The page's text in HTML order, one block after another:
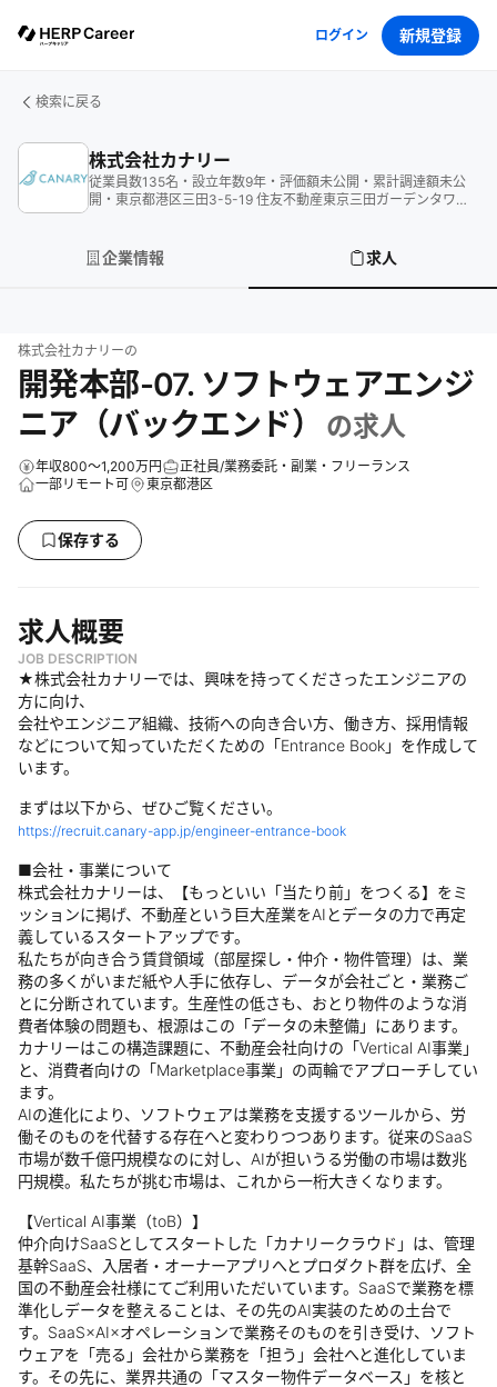
ログイン 新規登録
検索に戻る
株式会社カナリー
従業員数135名 ・ 設立年数9年 ・ 評価額未公開 ・ 累計調達額未公
開 ・ 東京都港区三田3-5-19 住友不動産東京三田ガーデンタワー
企業情報 求人
株式会社カナリーの
開発本部-07. ソフトウェアエンジ
ニア（バックエンド）
の求人
年収800～1,200万円
正社員/業務委託・副業・フリーランス
一部リモート可
東京都港区
保存する
求人概要
JOB DESCRIPTION
★株式会社カナリーでは、興味を持ってくださったエンジニアの
方に向け、
会社やエンジニア組織、技術への向き合い方、働き方、採用情報
などについて知っていただくための「Entrance Book」を作成して
います。
まずは以下から、ぜひご覧ください。
https://recruit.canary-app.jp/engineer-entrance-book
■会社・事業について
株式会社カナリーは、【もっといい「当たり前」をつくる】をミ
ッションに掲げ、不動産という巨大産業をAIとデータの力で再定
義しているスタートアップです。
私たちが向き合う賃貸領域（部屋探し・仲介・物件管理）は、業
務の多くがいまだ紙や人手に依存し、データが会社ごと・業務ご
とに分断されています。生産性の低さも、おとり物件のような消
費者体験の問題も、根源はこの「データの未整備」にあります。
カナリーはこの構造課題に、不動産会社向けの「Vertical AI事業」
と、消費者向けの「Marketplace事業」の両輪でアプローチしてい
ます。
AIの進化により、ソフトウェアは業務を支援するツールから、労
働そのものを代替する存在へと変わりつつあります。従来のSaaS
市場が数千億円規模なのに対し、AIが担いうる労働の市場は数兆
円規模。私たちが挑む市場は、これから一桁大きくなります。
【Vertical AI事業（toB）】
仲介向けSaaSとしてスタートした「カナリークラウド」は、管理
基幹SaaS、入居者・オーナーアプリへとプロダクト群を広げ、全
国の不動産会社様にてご利用いただいています。SaaSで業務を標
準化しデータを整えることは、その先のAI実装のための土台で
す。SaaS×AI×オペレーションで業務そのものを引き受け、ソフト
ウェアを「売る」会社から業務を「担う」会社へと進化していま
す。その先に、業界共通の「マスター物件データベース」を核と